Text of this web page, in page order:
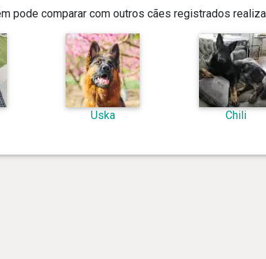
pode comparar com outros cães registrados
Uska Chili